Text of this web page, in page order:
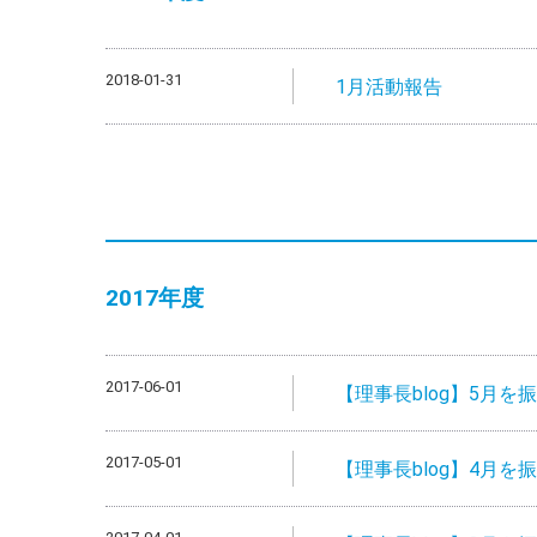
2018-01-31 1月活動報告
2017年度
2017-06-01 【理事長blog】5月を
2017-05-01 【理事長blog】4月を